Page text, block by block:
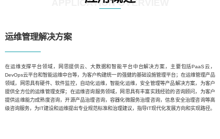
APPLICATION OVERVIEW
运维管理解决方案
在运维支撑平台领域，网思提供云、大数据和智能平台中台解决方案，主要包括PaaS云，
DevOps云平台和智能运维中台等，为客户构建统一的强健的基础设施管理平台；在运维管理产品
领域，网思具有硬件、软件监控，自动化运维，智能化运维，安全管理等产品解决方案，为客户
提供全方位的运维管理支撑；在运维咨询服务领域，网思具有丰富实践经验的咨询顾问，为客户
提供运维能力成熟度咨询，开源产品治理咨询，容器化微服务治理咨询，信息安全治理咨询等高
级咨询服务，为IT建设和运维提出专业规范标准和治理建议，指导IT现代化发展方向和实现路径。